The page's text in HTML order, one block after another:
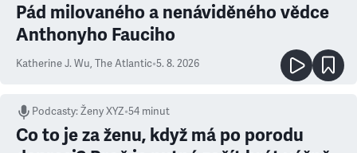
Pád milovaného a nenáviděného vědce
Anthonyho Fauciho
Katherine J. Wu, The Atlantic•5. 8. 2026
Podcasty:Ženy XYZ•54 minut
Co to je za ženu, když má po porodu